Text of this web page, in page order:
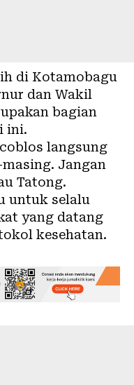
di Kotamobagu
dan Wakil
bagian
ini.
langsung
Jangan
Tatong.
untuk selalu
yang datang
kesehatan.